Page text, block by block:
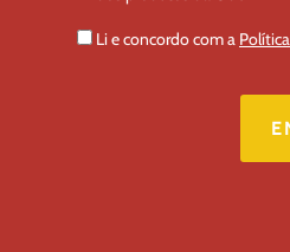
Li e concordo com a